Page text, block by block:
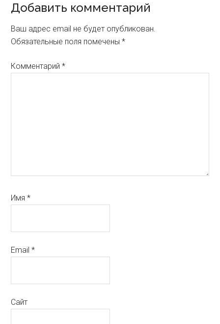
Добавить комментарий
Ваш адрес email не будет опубликован.
Обязательные поля помечены*
Комментарий*
Имя*
Email*
Сайт